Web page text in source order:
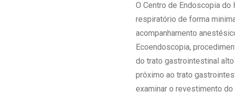
Estrutura de
Exames -
Farmácia
Fisioterapia
O Centro de Endoscopia
respiratório de forma
acompanhamento
Ecoendoscopia,
do trato gastrointestinal
próximo ao trato
examinar o revestimento